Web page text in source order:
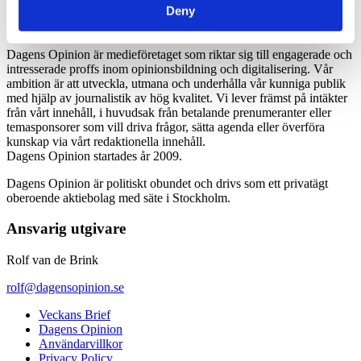
Deny
Dagens Opinion är medieföretaget som riktar sig till engagerade och
intresserade proffs inom opinionsbildning och digitalisering. Vår
ambition är att utveckla, utmana och underhålla vår kunniga publik
med hjälp av journalistik av hög kvalitet. Vi lever främst på intäkter
från vårt innehåll, i huvudsak från betalande prenumeranter eller
temasponsorer som vill driva frågor, sätta agenda eller överföra
kunskap via vårt redaktionella innehåll.
Dagens Opinion startades år 2009.
Dagens Opinion är politiskt obundet och drivs som ett privatägt
oberoende aktiebolag med säte i Stockholm.
Ansvarig utgivare
Rolf van de Brink
rolf@dagensopinion.se
Veckans Brief
Dagens Opinion
Användarvillkor
Privacy Policy